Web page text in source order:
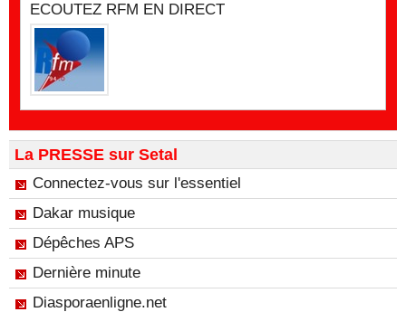
ECOUTEZ RFM EN DIRECT
La PRESSE sur Setal
Connectez-vous sur l'essentiel
Dakar musique
Dépêches APS
Dernière minute
Diasporaenligne.net